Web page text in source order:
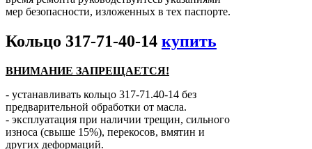
мер безопасности, изложенных в тех паспорте.
Кольцо 317-71-40-14 купить
ВНИМАНИЕ ЗАПРЕЩАЕТСЯ!
- устанавливать кольцо 317-71.40-14 без
предварительной обработки от масла.
- эксплуатация при наличии трещин, сильного
износа (свыше 15%), перекосов, вмятин и
других деформаций.